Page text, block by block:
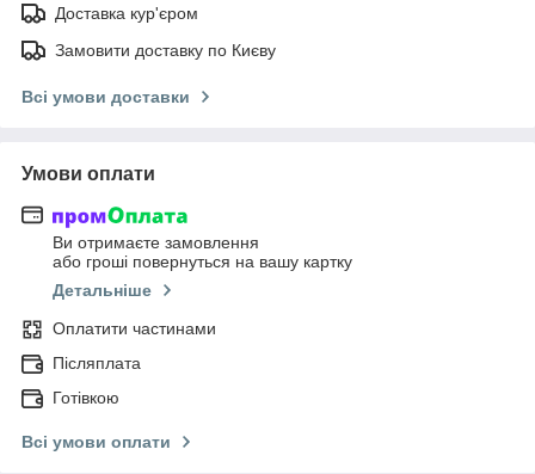
Доставка кур'єром
Замовити доставку по Києву
Всі умови доставки
Умови оплати
Ви отримаєте замовлення
або гроші повернуться на вашу картку
Детальніше
Оплатити частинами
Післяплата
Готівкою
Всі умови оплати